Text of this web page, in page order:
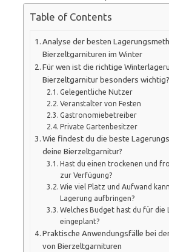
Table of Contents
Analyse der besten
Bierzeltgarnituren im Winter
Für wen ist die richtige
Bierzeltgarnitur besonders wichtig?
Gelegentliche Nutzer
Veranstalter von Festen
Gastronomiebetreiber
Private Gartenbesitzer
Wie findest du die beste
deine Bierzeltgarnitur?
Hast du einen trockenen und
zur Verfügung?
Wie viel Platz und Aufwand
Lagerung aufbringen?
Welches Budget hast du für die
eingeplant?
Praktische Anwendungsfälle bei
von Bierzeltgarnituren